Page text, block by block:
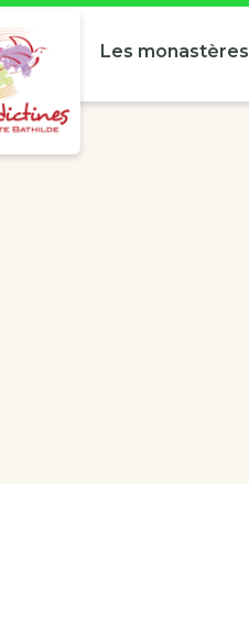
Les monastères